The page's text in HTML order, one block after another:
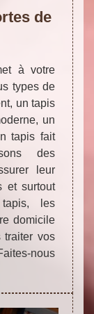
de
à votre
types de
un tapis
un
tapis fait
des
leur
et surtout
les
domicile
traiter vos
nous